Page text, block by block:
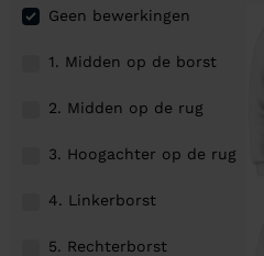
Geen bewerkingen
1. Midden op de borst
2. Midden op de rug
3. Hoogachter op de rug
4. Linkerborst
5. Rechterborst